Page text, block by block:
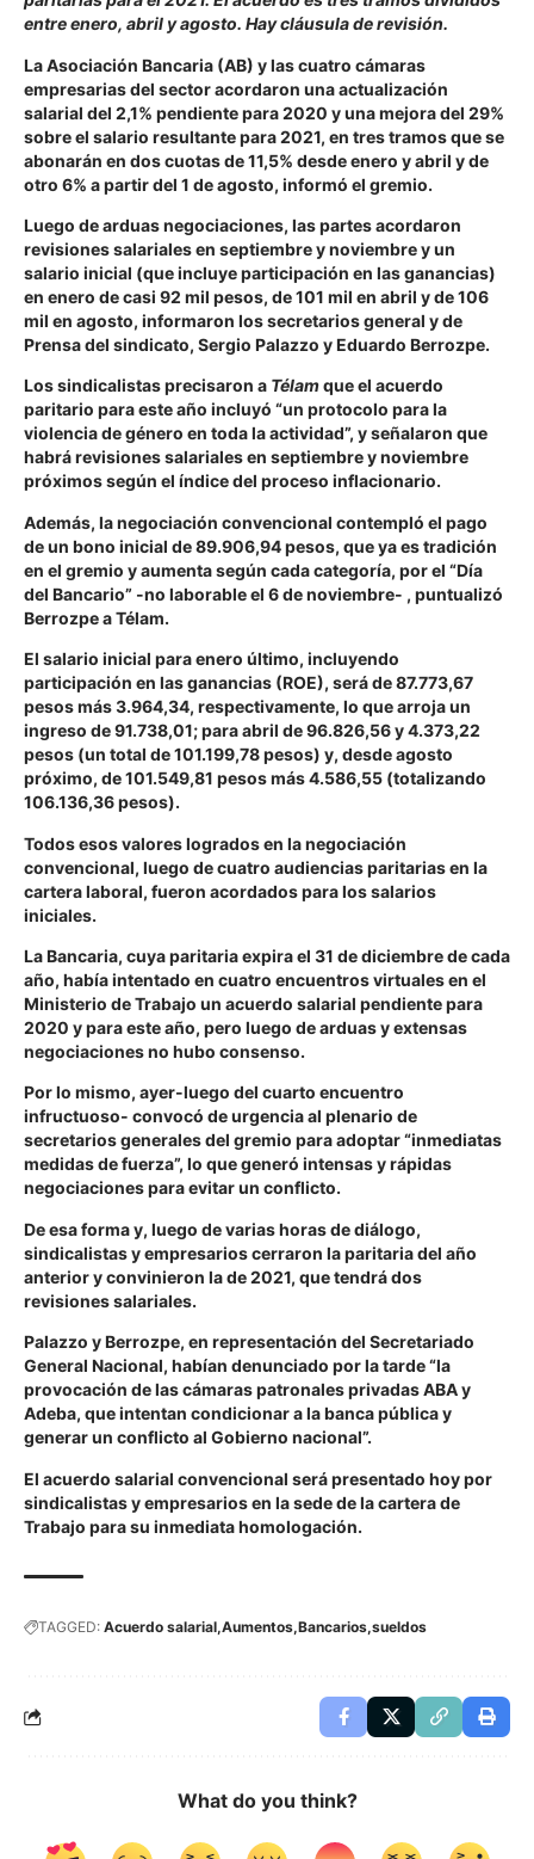
entre enero, abril y agosto. Hay cláusula de revisión.
La Asociación Bancaria (AB) y las cuatro cámaras
empresarias del sector acordaron una actualización
salarial del 2,1% pendiente para 2020 y una mejora del 29%
sobre el salario resultante para 2021, en tres tramos que se
abonarán en dos cuotas de 11,5% desde enero y abril y de
otro 6% a partir del 1 de agosto, informó el gremio.
Luego de arduas negociaciones, las partes acordaron
revisiones salariales en septiembre y noviembre y un
salario inicial (que incluye participación en las ganancias)
en enero de casi 92 mil pesos, de 101 mil en abril y de 106
mil en agosto, informaron los secretarios general y de
Prensa del sindicato, Sergio Palazzo y Eduardo Berrozpe.
Los sindicalistas precisaron a Télamque el acuerdo
paritario para este año incluyó “un protocolo para la
violencia de género en toda la actividad”, y señalaron que
habrá revisiones salariales en septiembre y noviembre
próximos según el índice del proceso inflacionario.
Además, la negociación convencional contempló el pago
de un bono inicial de 89.906,94 pesos, que ya es tradición
en el gremio y aumenta según cada categoría, por el “Día
del Bancario” -no laborable el 6 de noviembre- , puntualizó
Berrozpe a Télam.
El salario inicial para enero último, incluyendo
participación en las ganancias (ROE), será de 87.773,67
pesos más 3.964,34, respectivamente, lo que arroja un
ingreso de 91.738,01; para abril de 96.826,56 y 4.373,22
pesos (un total de 101.199,78 pesos) y, desde agosto
próximo, de 101.549,81 pesos más 4.586,55 (totalizando
106.136,36 pesos).
Todos esos valores logrados en la negociación
convencional, luego de cuatro audiencias paritarias en la
cartera laboral, fueron acordados para los salarios
iniciales.
La Bancaria, cuya paritaria expira el 31 de diciembre de cada
año, había intentado en cuatro encuentros virtuales en el
Ministerio de Trabajo un acuerdo salarial pendiente para
2020 y para este año, pero luego de arduas y extensas
negociaciones no hubo consenso.
Por lo mismo, ayer-luego del cuarto encuentro
infructuoso- convocó de urgencia al plenario de
secretarios generales del gremio para adoptar “inmediatas
medidas de fuerza”, lo que generó intensas y rápidas
negociaciones para evitar un conflicto.
De esa forma y, luego de varias horas de diálogo,
sindicalistas y empresarios cerraron la paritaria del año
anterior y convinieron la de 2021, que tendrá dos
revisiones salariales.
Palazzo y Berrozpe, en representación del Secretariado
General Nacional, habían denunciado por la tarde “la
provocación de las cámaras patronales privadas ABA y
Adeba, que intentan condicionar a la banca pública y
generar un conflicto al Gobierno nacional”.
El acuerdo salarial convencional será presentado hoy por
sindicalistas y empresarios en la sede de la cartera de
Trabajo para su inmediata homologación.
TAGGED: Acuerdo salarial Aumentos Bancarios sueldos
What do you think?